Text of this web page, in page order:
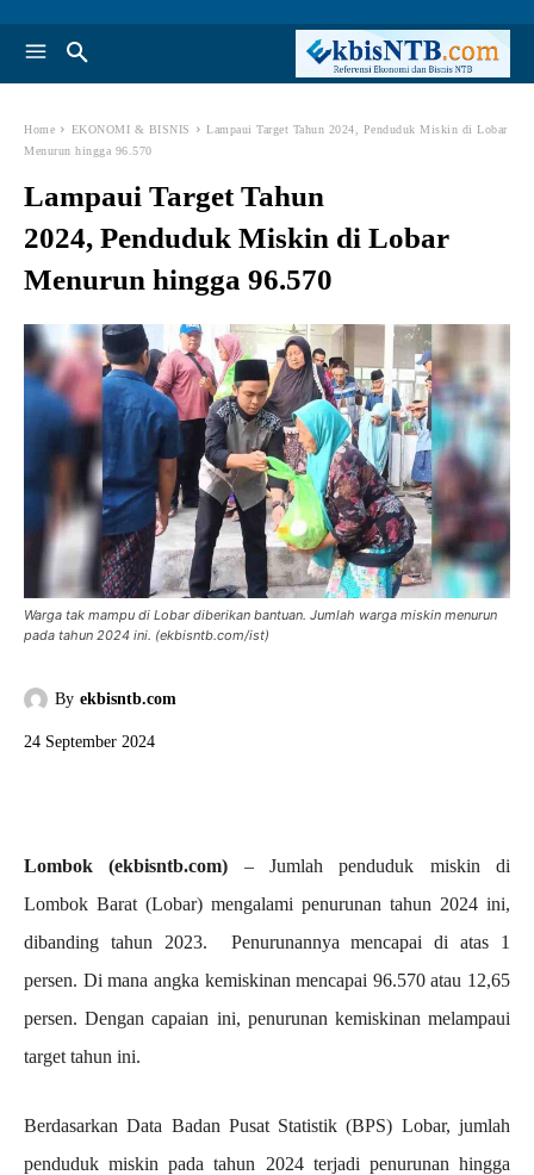
Home EKONOMI & BISNIS
Lampaui Target Tahun 2024, Penduduk Miskin di Lobar
Menurun hingga 96.570
Lampaui Target Tahun
2024, Penduduk Miskin di Lobar
Menurun hingga 96.570
Warga tak mampu di Lobar diberikan bantuan. Jumlah warga miskin menurun
pada tahun 2024 ini. (ekbisntb.com/ist)
By ekbisntb.com
24 September 2024
Lombok (ekbisntb.com) – Jumlah penduduk miskin di
Lombok Barat (Lobar) mengalami penurunan tahun 2024 ini,
dibanding tahun 2023. Penurunannya mencapai di atas 1
persen. Di mana angka kemiskinan mencapai 96.570 atau 12,65
persen. Dengan capaian ini, penurunan kemiskinan melampaui
target tahun ini.
Berdasarkan Data Badan Pusat Statistik (BPS) Lobar, jumlah
penduduk miskin pada tahun 2024 terjadi penurunan hingga